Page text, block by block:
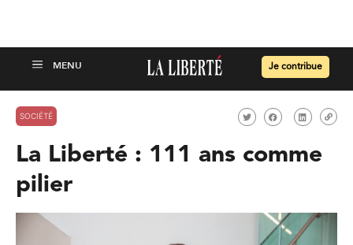
Je contribue
SOCIÉTÉ
La Liberté : 111 ans comme
pilier